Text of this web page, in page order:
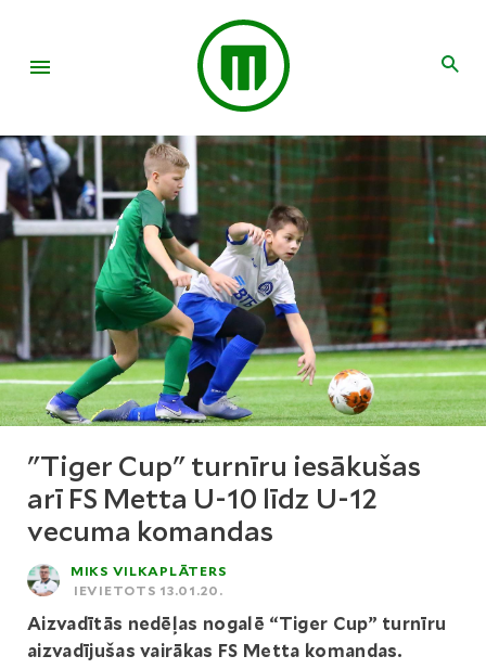
"Tiger Cup" turnīru iesākušas
arī FS Metta U-10 līdz U-12
vecuma komandas
MIKS VILKAPLĀTERS
IEVIETOTS 13.01.20.
Aizvadītās nedēļas nogalē “Tiger Cup” turnīru
aizvadījušas vairākas FS Metta komandas.